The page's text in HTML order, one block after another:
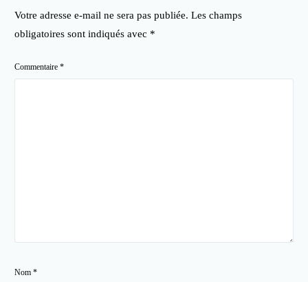
Votre adresse e-mail ne sera pas publiée. Les champs
obligatoires sont indiqués avec *
Commentaire*
Nom*